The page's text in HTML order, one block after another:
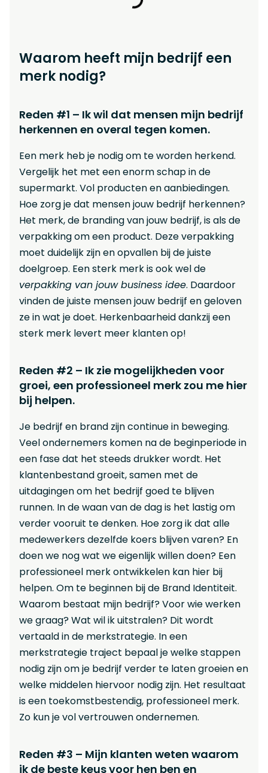
Waarom heeft mijn bedrijf een
merk nodig?
Reden #1 – Ik wil dat mensen mijn bedrijf
herkennen en overal tegen komen.
Een merk heb je nodig om te worden herkend.
Vergelijk het met een enorm schap in de
supermarkt. Vol producten en aanbiedingen.
Hoe zorg je dat mensen jouw bedrijf herkennen?
Het merk, de branding van jouw bedrijf, is als de
verpakking om een product. Deze verpakking
moet duidelijk zijn en opvallen bij de juiste
doelgroep. Een sterk merk is ook wel de
verpakking van jouw business idee. Daardoor
vinden de juiste mensen jouw bedrijf en geloven
ze in wat je doet. Herkenbaarheid dankzij een
sterk merk levert meer klanten op!
Reden #2 – Ik zie mogelijkheden voor
groei, een professioneel merk zou me hier
bij helpen.
Je bedrijf en brand zijn continue in beweging.
Veel ondernemers komen na de beginperiode in
een fase dat het steeds drukker wordt. Het
klantenbestand groeit, samen met de
uitdagingen om het bedrijf goed te blijven
runnen. In de waan van de dag is het lastig om
verder vooruit te denken. Hoe zorg ik dat alle
medewerkers dezelfde koers blijven varen? En
doen we nog wat we eigenlijk willen doen? Een
professioneel merk ontwikkelen kan hier bij
helpen. Om te beginnen bij de Brand Identiteit.
Waarom bestaat mijn bedrijf? Voor wie werken
we graag? Wat wil ik uitstralen? Dit wordt
vertaald in de merkstrategie. In een
merkstrategie traject bepaal je welke stappen
nodig zijn om je bedrijf verder te laten groeien en
welke middelen hiervoor nodig zijn. Het resultaat
is een toekomstbestendig, professioneel merk.
Zo kun je vol vertrouwen ondernemen.
Reden #3 – Mijn klanten weten waarom
ik de beste keus voor hen ben en